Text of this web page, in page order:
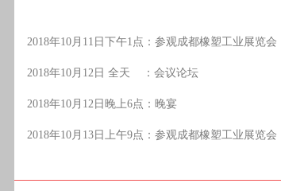
2018年10月11日下午1点：参观成都橡塑工业展览会
2018年10月12日 全天 ：会议论坛
2018年10月12日晚上6点：晚宴
2018年10月13日上午9点：参观成都橡塑工业展览会